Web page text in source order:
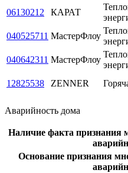
06130212
КАРАТ
040525711 МастерФлоу
040642311 МастерФлоу
12825538
ZENNER
Аварийность дома
Наличие факта признания
Основание признания